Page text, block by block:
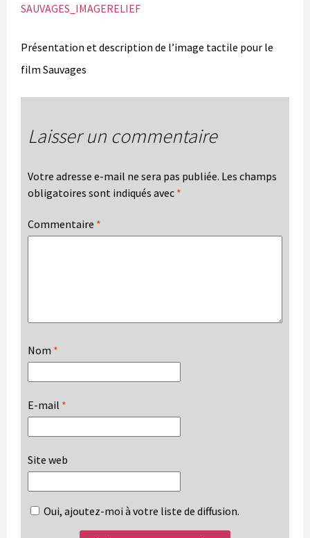
SAUVAGES_IMAGERELIEF
Présentation et description de l’image tactile pour le
film Sauvages
Laisser un commentaire
Votre adresse e-mail ne sera pas publiée. Les champs
obligatoires sont indiqués avec *
Commentaire *
Nom *
E-mail *
Site web
Oui, ajoutez-moi à votre liste de diffusion.